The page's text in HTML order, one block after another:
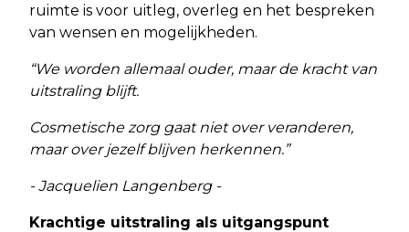
ruimte is voor uitleg, overleg en het bespreken
van wensen en mogelijkheden.
“We worden allemaal ouder, maar de kracht van
uitstraling blijft.
Cosmetische zorg gaat niet over veranderen,
maar over jezelf blijven herkennen.”
- Jacquelien Langenberg -
Krachtige uitstraling als uitgangspunt